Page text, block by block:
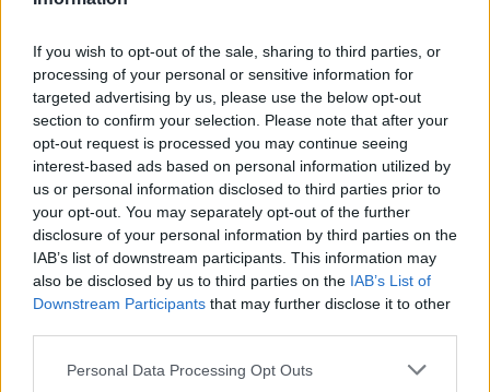
If you wish to opt-out of the sale, sharing to third parties, or
processing of your personal or sensitive information for
targeted advertising by us, please use the below opt-out
section to confirm your selection. Please note that after your
opt-out request is processed you may continue seeing
interest-based ads based on personal information utilized by
us or personal information disclosed to third parties prior to
your opt-out. You may separately opt-out of the further
disclosure of your personal information by third parties on the
IAB’s list of downstream participants. This information may
also be disclosed by us to third parties on the IAB’s List of
Downstream Participants that may further disclose it to other
Personal Data Processing Opt Outs
Ιωάννα Τούνη: «Έβγαλα όλο το
βράδυ στο νοσοκομείο με ορούς
και αντιβιώσεις»
ΠΡΙΝ 10 ΏΡΕΣ
Η επιχειρηματίας έπαθε τροφική
δηλητηρίαση και μοιράστηκε με τους
followers της στο Instagram τις δύσκολες
Ατύχημα για τον Ιβάν Σβιτάιλο
στην Κέρκυρα: «Θα σηκωθώ πιο
δυνατός»
ΧΤΕΣ
πρόσφατη εξέτασή του, με ένα μήνυμα